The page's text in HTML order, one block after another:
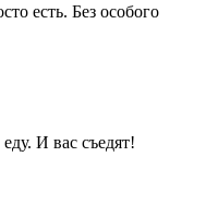
есть. Без особого
И вас съедят!